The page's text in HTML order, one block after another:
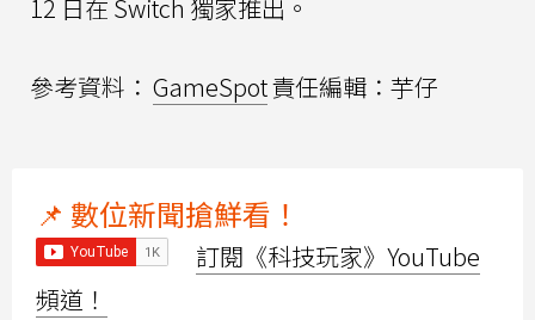
12 日在 Switch 獨家推出。
參考資料： GameSpot責任編輯：芋仔
📌 數位新聞搶鮮看！
訂閱《科技玩家》YouTube
頻道！